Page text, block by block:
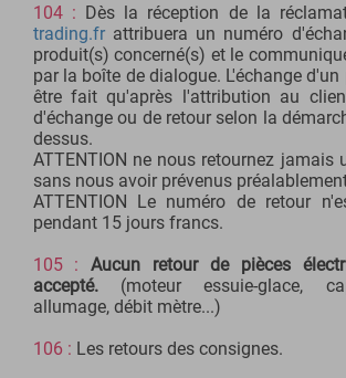
104 : Dès la réception de la
trading.fr attribuera un numéro
produit(s) concerné(s) et le
par la boîte de dialogue. L'échange
être fait qu'après l'attribution au
d'échange ou de retour selon la
dessus.
ATTENTION ne nous retournez jamais
sans nous avoir prévenus
ATTENTION Le numéro de retour
pendant 15 jours francs.
105 :Aucun retour de pièces
accepté. (moteur essuie-glace,
allumage, débit mètre...)
106 : Les retours des consignes.